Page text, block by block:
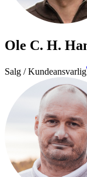
Ole C. H.
Salg / Kundeansvarlig